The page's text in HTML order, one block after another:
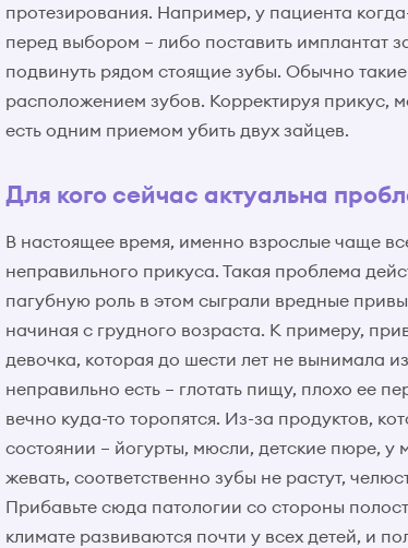
протезирования. Например, у пациента
перед выбором – либо поставить имплантат
подвинуть рядом стоящие зубы. Обычно
расположением зубов. Корректируя прикус,
есть одним приемом убить двух зайцев.
Для кого сейчас актуальна
В настоящее время, именно взрослые чаще
неправильного прикуса. Такая проблема
пагубную роль в этом сыграли вредные
начиная с грудного возраста. К примеру,
девочка, которая до шести лет не вынимала
неправильно есть – глотать пищу, плохо ее
вечно куда-то торопятся. Из-за продуктов,
состоянии – йогурты, мюсли, детские пюре,
жевать, соответственно зубы не растут,
Прибавьте сюда патологии со стороны
климате развиваются почти у всех детей, и